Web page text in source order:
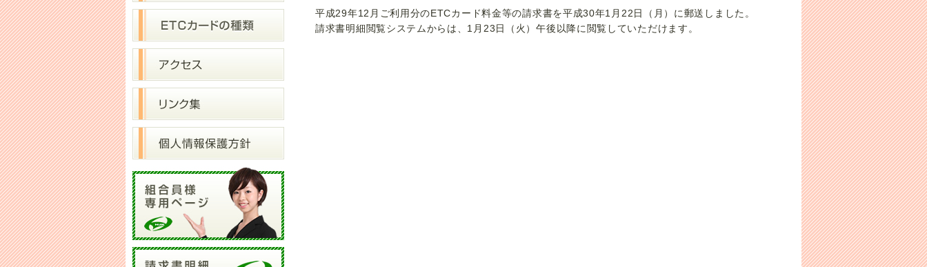
平成29年12月ご利用分のETCカード料金等の請求書を平成30年1月22日（月）に郵送しました。
請求書明細閲覧システムからは、1月23日（火）午後以降に閲覧していただけます。